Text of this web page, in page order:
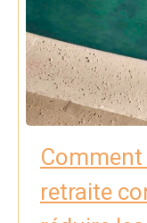
retraite